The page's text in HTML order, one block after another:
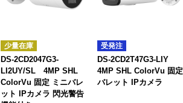
少量在庫
DS-2CD2047G3-
LI2UY/SL 4MP SHL
ColorVu 固定 ミニバレ
ット IPカメラ 閃光警告
受発注
DS-2CD2T47G3-LIY
4MP SHL ColorVu 固定
バレット IPカメラ